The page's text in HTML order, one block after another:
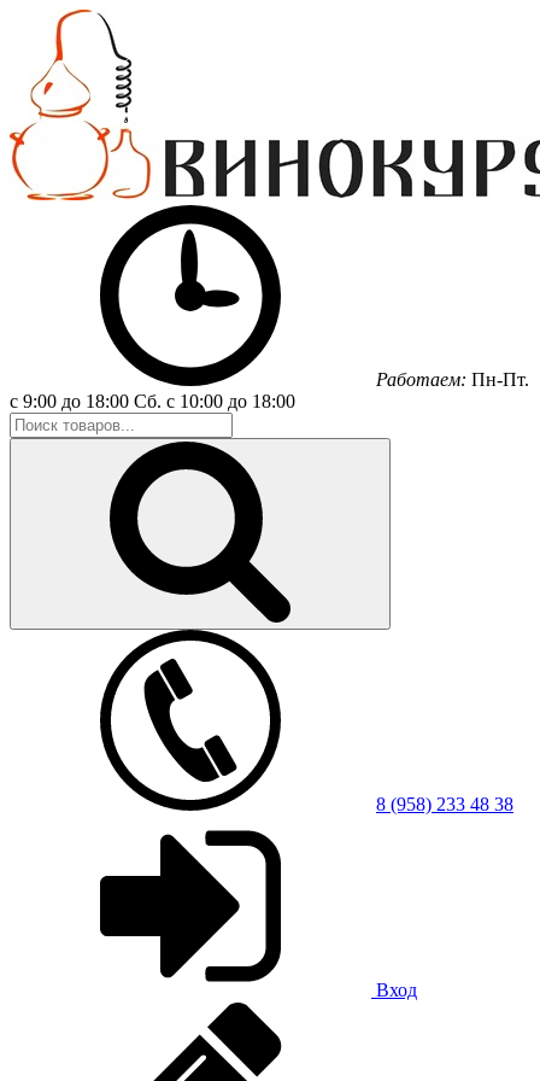
Работаем: Пн-Пт.
с 9:00 до 18:00 Сб. с 10:00 до 18:00
8 (958) 233 48 38
Вход